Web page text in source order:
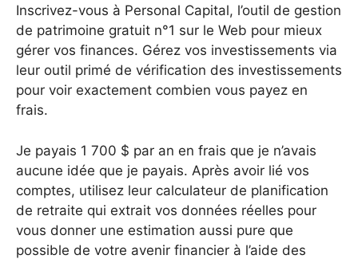
Inscrivez-vous à Personal Capital, l’outil de gestion
de patrimoine gratuit n°1 sur le Web pour mieux
gérer vos finances. Gérez vos investissements via
leur outil primé de vérification des investissements
pour voir exactement combien vous payez en
frais.
Je payais 1 700 $ par an en frais que je n’avais
aucune idée que je payais. Après avoir lié vos
comptes, utilisez leur calculateur de planification
de retraite qui extrait vos données réelles pour
vous donner une estimation aussi pure que
possible de votre avenir financier à l’aide des